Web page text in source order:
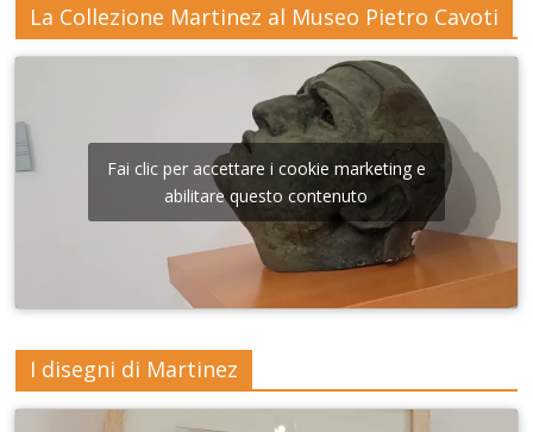
La Collezione Martinez al Museo Pietro Cavoti
Fai clic per accettare i cookie marketing e
abilitare questo contenuto
I disegni di Martinez